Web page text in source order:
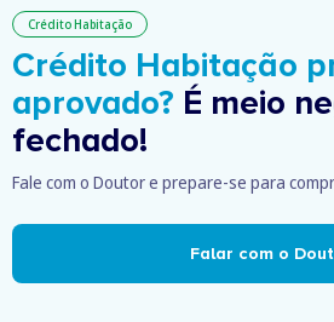
Crédito Habitação
Crédito Habitação
aprovado? É meio
fechado!
Fale com o Doutor e prepare-se para
Falar com o